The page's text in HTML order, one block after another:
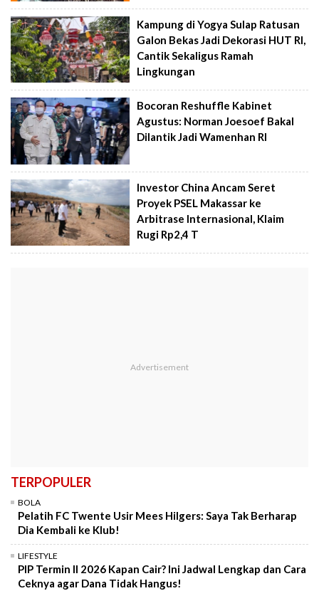
Kampung di Yogya Sulap Ratusan
Galon Bekas Jadi Dekorasi HUT RI,
Cantik Sekaligus Ramah
Lingkungan
Bocoran Reshuffle Kabinet
Agustus: Norman Joesoef Bakal
Dilantik Jadi Wamenhan RI
Investor China Ancam Seret
Proyek PSEL Makassar ke
Arbitrase Internasional, Klaim
Rugi Rp2,4 T
TERPOPULER
BOLA
Pelatih FC Twente Usir Mees Hilgers: Saya Tak Berharap
Dia Kembali ke Klub!
LIFESTYLE
PIP Termin II 2026 Kapan Cair? Ini Jadwal Lengkap dan Cara
Ceknya agar Dana Tidak Hangus!